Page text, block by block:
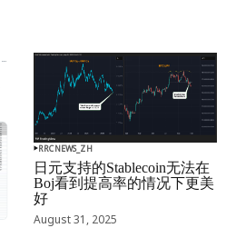
RRCNEWS_ZH
日元支持的Stablecoin无法在
Boj看到提高率的情况下更美
好
August 31, 2025